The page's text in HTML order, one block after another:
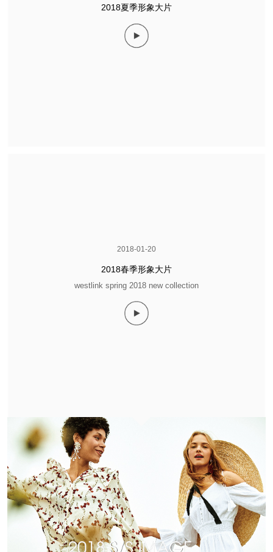
2018夏季形象大片
2018-01-20
2018春季形象大片
westlink spring 2018 new collection